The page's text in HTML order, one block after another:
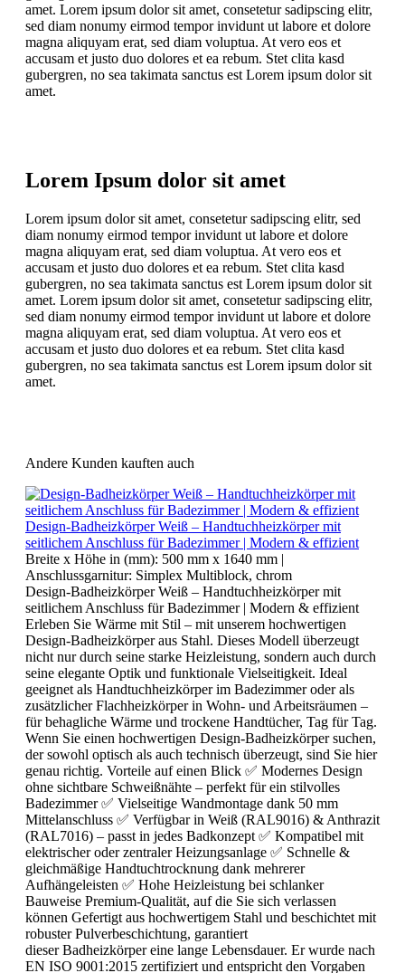
amet. Lorem ipsum dolor sit amet, consetetur sadipscing elitr,
sed diam nonumy eirmod tempor invidunt ut labore et dolore
magna aliquyam erat, sed diam voluptua. At vero eos et
accusam et justo duo dolores et ea rebum. Stet clita kasd
gubergren, no sea takimata sanctus est Lorem ipsum dolor sit
amet.
Lorem Ipsum dolor sit amet
Lorem ipsum dolor sit amet, consetetur sadipscing elitr, sed
diam nonumy eirmod tempor invidunt ut labore et dolore
magna aliquyam erat, sed diam voluptua. At vero eos et
accusam et justo duo dolores et ea rebum. Stet clita kasd
gubergren, no sea takimata sanctus est Lorem ipsum dolor sit
amet. Lorem ipsum dolor sit amet, consetetur sadipscing elitr,
sed diam nonumy eirmod tempor invidunt ut labore et dolore
magna aliquyam erat, sed diam voluptua. At vero eos et
accusam et justo duo dolores et ea rebum. Stet clita kasd
gubergren, no sea takimata sanctus est Lorem ipsum dolor sit
amet.
Andere Kunden kauften auch
Design-Badheizkörper Weiß – Handtuchheizkörper mit
seitlichem Anschluss für Badezimmer | Modern & effizient
Breite x Höhe in (mm): 500 mm x 1640 mm |
Anschlussgarnitur: Simplex Multiblock, chrom
Design-Badheizkörper Weiß – Handtuchheizkörper mit
seitlichem Anschluss für Badezimmer | Modern & effizient
Erleben Sie Wärme mit Stil – mit unserem hochwertigen
Design-Badheizkörper aus Stahl. Dieses Modell überzeugt
nicht nur durch seine starke Heizleistung, sondern auch durch
seine elegante Optik und funktionale Vielseitigkeit. Ideal
geeignet als Handtuchheizkörper im Badezimmer oder als
zusätzlicher Flachheizkörper in Wohn- und Arbeitsräumen –
für behagliche Wärme und trockene Handtücher, Tag für Tag.
Wenn Sie einen hochwertigen Design-Badheizkörper suchen,
der sowohl optisch als auch technisch überzeugt, sind Sie hier
genau richtig. Vorteile auf einen Blick ✅ Modernes Design
ohne sichtbare Schweißnähte – perfekt für ein stilvolles
Badezimmer ✅ Vielseitige Wandmontage dank 50 mm
Mittelanschluss ✅ Verfügbar in Weiß (RAL9016) & Anthrazit
(RAL7016) – passt in jedes Badkonzept ✅ Kompatibel mit
elektrischer oder zentraler Heizungsanlage ✅ Schnelle &
gleichmäßige Handtuchtrocknung dank mehrerer
Aufhängeleisten ✅ Hohe Heizleistung bei schlanker
Bauweise Premium-Qualität, auf die Sie sich verlassen
können Gefertigt aus hochwertigem Stahl und beschichtet mit
robuster Pulverbeschichtung, garantiert
dieser Badheizkörper eine lange Lebensdauer. Er wurde nach
EN ISO 9001:2015 zertifiziert und entspricht den Vorgaben